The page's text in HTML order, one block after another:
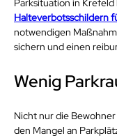
Parksituation in
Halteverbotsschildern
notwendigen
sichern und einen
Wenig
Nicht nur die
den Mangel an